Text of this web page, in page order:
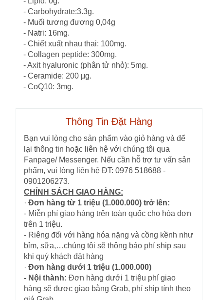
- Carbohydrate:3.3g.
- Muối tương đương 0,04g
- Natri: 16mg.
- Chiết xuất nhau thai: 100mg.
- Collagen peptide: 300mg.
- Axit hyaluronic (phân tử nhỏ): 5mg.
- Ceramide: 200 μg.
- CoQ10: 3mg.
Thông Tin Đặt Hàng
Bạn vui lòng cho sản phẩm vào giỏ hàng và để
lại thông tin hoặc liên hệ với chúng tôi qua
Fanpage/ Messenger. Nếu cần hỗ trợ tư vấn sản
phẩm, vui lòng liên hệ ĐT: 0976 518688 -
0901206273.
CHÍNH SÁCH GIAO HÀNG:
· Đơn hàng từ 1 triệu (1.000.000) trở lên:
- Miễn phí giao hàng trên toàn quốc cho hóa đơn
trên 1 triệu.
- Riêng đối với hàng hóa nặng và cồng kềnh như
bỉm, sữa,…chúng tôi sẽ thông báo phí ship sau
khi quý khách đặt hàng
· Đơn hàng dưới 1 triệu (1.000.000)
- Nội thành: Đơn hàng dưới 1 triệu phí giao
hàng sẽ được giao bằng Grab, phí ship tính theo